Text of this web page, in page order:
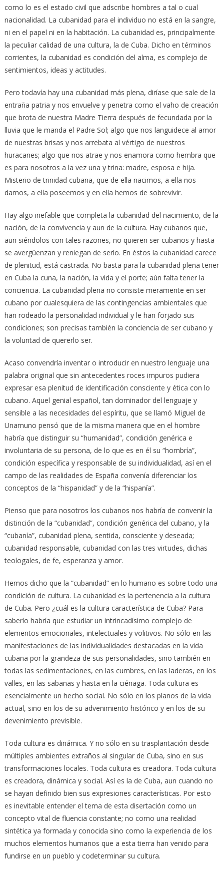
como lo es el estado civil que adscribe hombres a tal o cual
nacionalidad. La cubanidad para el individuo no está en la sangre,
ni en el papel ni en la habitación. La cubanidad es, principalmente
la peculiar calidad de una cultura, la de Cuba. Dicho en términos
corrientes, la cubanidad es condición del alma, es complejo de
sentimientos, ideas y actitudes.
Pero todavía hay una cubanidad más plena, diríase que sale de la
entraña patria y nos envuelve y penetra como el vaho de creación
que brota de nuestra Madre Tierra después de fecundada por la
lluvia que le manda el Padre Sol; algo que nos languidece al amor
de nuestras brisas y nos arrebata al vértigo de nuestros
huracanes; algo que nos atrae y nos enamora como hembra que
es para nosotros a la vez una y trina: madre, esposa e hija.
Misterio de trinidad cubana, que de ella nacimos, a ella nos
damos, a ella poseemos y en ella hemos de sobrevivir.
Hay algo inefable que completa la cubanidad del nacimiento, de la
nación, de la convivencia y aun de la cultura. Hay cubanos que,
aun siéndolos con tales razones, no quieren ser cubanos y hasta
se avergüenzan y reniegan de serlo. En éstos la cubanidad carece
de plenitud, está castrada. No basta para la cubanidad plena tener
en Cuba la cuna, la nación, la vida y el porte; aún falta tener la
conciencia. La cubanidad plena no consiste meramente en ser
cubano por cualesquiera de las contingencias ambientales que
han rodeado la personalidad individual y le han forjado sus
condiciones; son precisas también la conciencia de ser cubano y
la voluntad de quererlo ser.
Acaso convendría inventar o introducir en nuestro lenguaje una
palabra original que sin antecedentes roces impuros pudiera
expresar esa plenitud de identificación consciente y ética con lo
cubano. Aquel genial español, tan dominador del lenguaje y
sensible a las necesidades del espíritu, que se llamó Miguel de
Unamuno pensó que de la misma manera que en el hombre
habría que distinguir su “humanidad”, condición genérica e
involuntaria de su persona, de lo que es en él su “hombría”,
condición específica y responsable de su individualidad, así en el
campo de las realidades de España convenía diferenciar los
conceptos de la “hispanidad” y de la “hispanía”.
Pienso que para nosotros los cubanos nos habría de convenir la
distinción de la “cubanidad”, condición genérica del cubano, y la
“cubanía”, cubanidad plena, sentida, consciente y deseada;
cubanidad responsable, cubanidad con las tres virtudes, dichas
teologales, de fe, esperanza y amor.
Hemos dicho que la “cubanidad” en lo humano es sobre todo una
condición de cultura. La cubanidad es la pertenencia a la cultura
de Cuba. Pero ¿cuál es la cultura característica de Cuba? Para
saberlo habría que estudiar un intrincadísimo complejo de
elementos emocionales, intelectuales y volitivos. No sólo en las
manifestaciones de las individualidades destacadas en la vida
cubana por la grandeza de sus personalidades, sino también en
todas las sedimentaciones, en las cumbres, en las laderas, en los
valles, en las sabanas y hasta en la ciénaga. Toda cultura es
esencialmente un hecho social. No sólo en los planos de la vida
actual, sino en los de su advenimiento histórico y en los de su
devenimiento previsible.
Toda cultura es dinámica. Y no sólo en su trasplantación desde
múltiples ambientes extraños al singular de Cuba, sino en sus
transformaciones locales. Toda cultura es creadora. Toda cultura
es creadora, dinámica y social. Así es la de Cuba, aun cuando no
se hayan definido bien sus expresiones características. Por esto
es inevitable entender el tema de esta disertación como un
concepto vital de fluencia constante; no como una realidad
sintética ya formada y conocida sino como la experiencia de los
muchos elementos humanos que a esta tierra han venido para
fundirse en un pueblo y codeterminar su cultura.